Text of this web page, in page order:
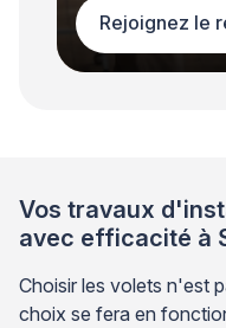
Rejoignez le
Vos travaux
avec efficacité à
Choisir les volets n'est
choix se fera en